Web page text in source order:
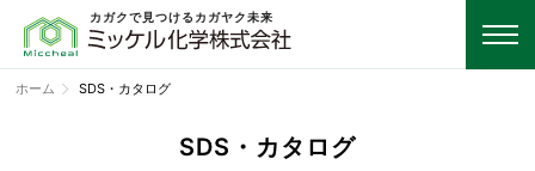
カガクで見つけるカガヤク未来
ホーム SDS・カタログ
SDS・カタログ